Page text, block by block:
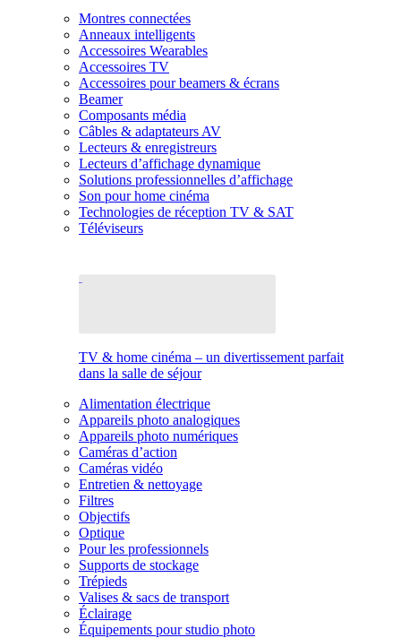
Montres connectées
Anneaux intelligents
Accessoires Wearables
Accessoires TV
Accessoires pour beamers & écrans
Beamer
Composants média
Câbles & adaptateurs AV
Lecteurs & enregistreurs
Lecteurs d’affichage dynamique
Solutions professionnelles d’affichage
Son pour home cinéma
Technologies de réception TV & SAT
Téléviseurs
TV & home cinéma – un divertissement parfait
dans la salle de séjour
Alimentation électrique
Appareils photo analogiques
Appareils photo numériques
Caméras d’action
Caméras vidéo
Entretien & nettoyage
Filtres
Objectifs
Optique
Pour les professionnels
Supports de stockage
Trépieds
Valises & sacs de transport
Éclairage
Équipements pour studio photo